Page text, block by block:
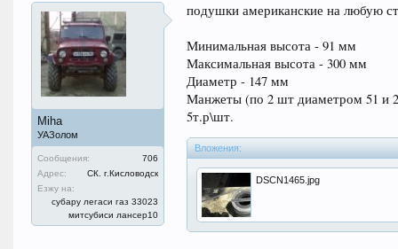
Miha
УАЗолом
Сообщения:
706
Адрес:
СК. г.Кисловодск
Езжу на:
субару легаси газ 33023
митсубиси лансер10
подушки американские на любую
Минимальная высота - 91 мм
Максимальная высота - 300 мм
Диаметр - 147 мм
Манжеты (по 2 шт диаметром 51 и
5т.р\шт.
Вложения:
DSCN1465.jpg